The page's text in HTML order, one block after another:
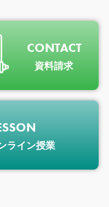
CONTACT
資料請求
ライン授業